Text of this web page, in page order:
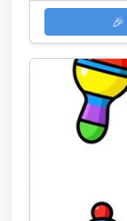
🎉